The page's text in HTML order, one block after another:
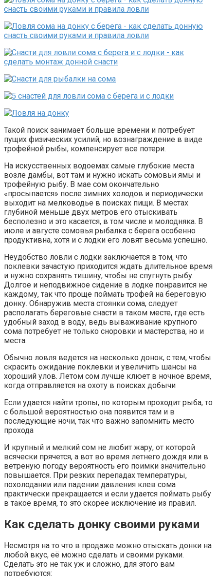
Такой поиск занимает больше времени и потребует
пущих физических усилий, но вознаграждение в виде
трофейной рыбы, компенсирует все потери.
На искусственных водоемах самые глубокие места
возле дамбы, вот там и нужно искать сомовьи ямы и
трофейную рыбу. В мае сом окончательно
«просыпается» после зимних холодов и периодически
выходит на мелководье в поисках пищи. В местах
глубиной меньше двух метров его отыскивать
бесполезно и это касается, в том числе и молодняка. В
июле и августе сомовья рыбалка с берега особенно
продуктивна, хотя и с лодки его ловят весьма успешно.
Неудобство ловли с лодки заключается в том, что
поклевки зачастую приходится ждать длительное время
и нужно сохранять тишину, чтобы не спугнуть рыбу.
Долгое и неподвижное сидение в лодке понравится не
каждому, так что проще поймать трофей на береговую
донку. Обнаружив места стоянки сома, следует
располагать береговые снасти в таком месте, где есть
удобный заход в воду, ведь вываживание крупного
сома потребует не только сноровки и мастерства, но и
места.
Обычно ловля ведется на несколько донок, с тем, чтобы
скрасить ожидание поклевки и увеличить шансы на
хороший улов. Летом сом лучше клюет в ночное время,
когда отправляется на охоту в поисках добычи
Если удается найти тропы, по которым проходит рыба, то
с большой вероятностью она появится там и в
последующие ночи, так что важно запомнить место
прохода
И крупный и мелкий сом не любит жару, от которой
всячески прячется, а вот во время летнего дождя или в
ветреную погоду вероятность его поимки значительно
повышается. При резких перепадах температуры,
похолодании или падении давления клев сома
практически прекращается и если удается поймать рыбу
в такое время, то это скорее исключение из правил.
Как сделать донку своими руками
Несмотря на то что в продаже можно отыскать донки на
любой вкус, её можно сделать и своими руками.
Сделать это не так уж и сложно, для этого вам
потребуются: